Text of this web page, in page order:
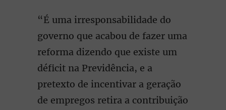
“É uma irresponsabilidade do
governo que acabou de fazer uma
reforma dizendo que existe um
déficit na Previdência, e a
pretexto de incentivar a geração
de empregos retira a contribuição